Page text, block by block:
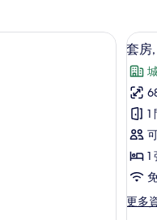
房 | 迷你吧、客房內保險箱、書桌
顯
示
套
房,
間
臥
室
的
12
套房
1
1
更多
更